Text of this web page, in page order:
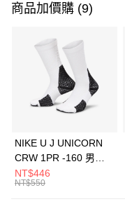
信用卡一次付款
3 期 0 利率 每期
合作金庫商業銀行
華南商業銀行
上海商業儲蓄銀行
元大商業銀行
Apple Pay
全盈+PAY
AFTEE先享後付
商品加價購 (9)
NIKE U J UNICORN
CRW 1PR -160 男女
中統襪 FZ3393100
NT$446
NT$550